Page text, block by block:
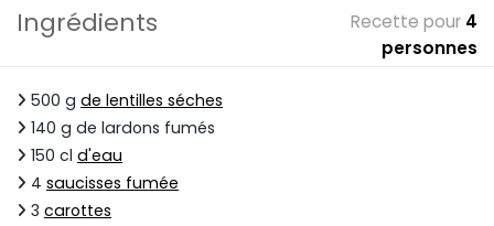
Ingrédients Recette pour 4
personnes
500 g de lentilles séches
140 g de lardons fumés
150 cl d'eau
4 saucisses fumée
3 carottes